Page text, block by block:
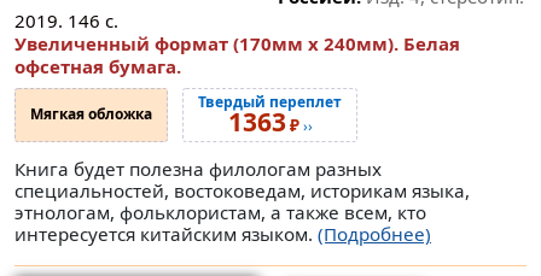
2019. 146 с.
Увеличенный формат (170мм x 240мм). Белая
офсетная бумага.
Мягкая обложка
Твердый переплет
1363₽››
Книга будет полезна филологам разных
специальностей, востоковедам, историкам языка,
этнологам, фольклористам, а также всем, кто
интересуется китайским языком. (Подробнее)